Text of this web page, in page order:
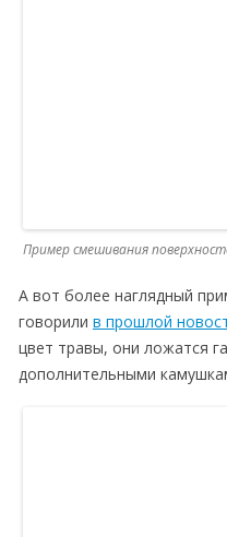
Пример смешивания
А вот более наглядный
говорили в прошлой
цвет травы, они ложатся
дополнительными